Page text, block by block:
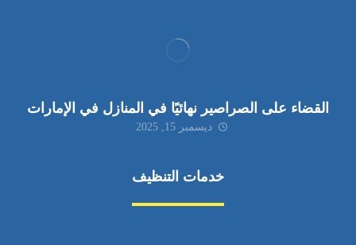
القضاء على الصراصير نهائيًا في المنازل في الإمارات
ديسمبر 15, 2025
خدمات التنظيف